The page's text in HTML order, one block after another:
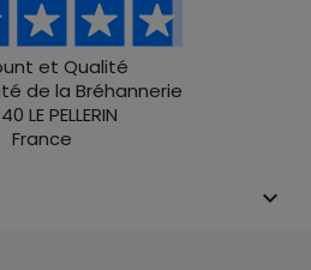
et Qualité
de la Bréhannerie
LE PELLERIN
France
